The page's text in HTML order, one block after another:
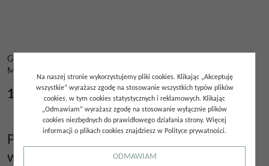
GRES SHERWOOD
MAHOGANY 24X150
195.00zł/m²
Płytki 24x150 na ścianę – stylowy akcent
w każdym wnętrzu
Na naszej stronie wykorzystujemy pliki cookies. Klikając „Akceptuję
wszystkie” wyrażasz zgodę na stosowanie wszystkich typów plików
cookies, w tym cookies statystycznych i reklamowych. Klikając
„Odmawiam” wyrażasz zgodę na stosowanie wyłącznie plików
cookies niezbędnych do prawidłowego działania strony. Więcej
informacji o plikach cookies znajdziesz w Polityce prywatności.
ODMAWIAM